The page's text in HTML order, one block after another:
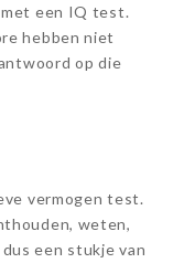
een IQ test.
hebben niet
op die
vermogen test.
weten,
een stukje van